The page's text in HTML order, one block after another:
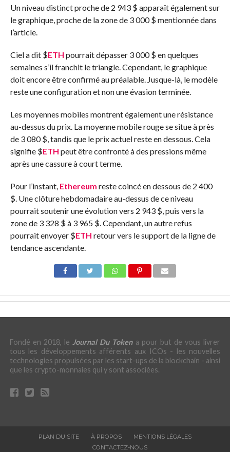
Un niveau distinct proche de 2 943 $ apparaît également sur
le graphique, proche de la zone de 3 000 $ mentionnée dans
l’article.
Ciel a dit $ETH pourrait dépasser 3 000 $ en quelques
semaines s’il franchit le triangle. Cependant, le graphique
doit encore être confirmé au préalable. Jusque-là, le modèle
reste une configuration et non une évasion terminée.
Les moyennes mobiles montrent également une résistance
au-dessus du prix. La moyenne mobile rouge se situe à près
de 3 080 $, tandis que le prix actuel reste en dessous. Cela
signifie $ETH peut être confronté à des pressions même
après une cassure à court terme.
Pour l’instant, Ethereum reste coincé en dessous de 2 400
$. Une clôture hebdomadaire au-dessus de ce niveau
pourrait soutenir une évolution vers 2 943 $, puis vers la
zone de 3 328 $ à 3 965 $. Cependant, un autre refus
pourrait envoyer $ETH retour vers le support de la ligne de
tendance ascendante.
Fondé en 2018, le Journal Du Tokena pour but de vous livrer
tous les développements afférents aux ICOs - les nouvelles
technologies propulsées par les start-ups de la blockchain - ainsi
que les crypto-monnaies qui y sont associées.
PLAN DU SITE À PROPOS
MENTIONS LÉGALES
CONTACTEZ-NOUS